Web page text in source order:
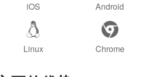
iOS Android
Linux Chrome